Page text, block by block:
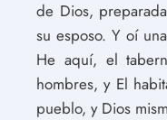
de Dios,
su esposo. Y oí
He aquí, el
hombres, y El
pueblo, y Dios